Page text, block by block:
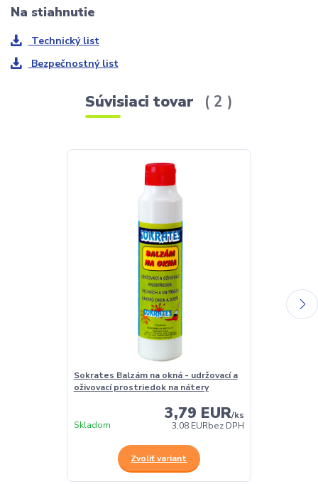
Na stiahnutie
Technický list
Bezpečnostný list
Súvisiaci tovar 2
Sokrates Balzám na okná - udržovací a
oživovací prostriedok na nátery
3,79 EUR/ks
3,08 EURbez DPH
Skladom
Zvoliť variant